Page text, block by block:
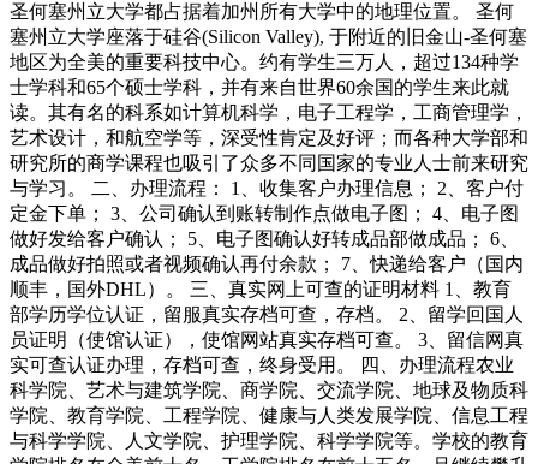
圣何塞州立大学都占据着加州所有大学中的地理位置。 圣何
塞州立大学座落于硅谷(Silicon Valley), 于附近的旧金山-圣何塞
地区为全美的重要科技中心。约有学生三万人，超过134种学
士学科和65个硕士学科，并有来自世界60余国的学生来此就
读。其有名的科系如计算机科学，电子工程学，工商管理学，
艺术设计，和航空学等，深受性肯定及好评；而各种大学部和
研究所的商学课程也吸引了众多不同国家的专业人士前来研究
与学习。 二、办理流程： 1、收集客户办理信息； 2、客户付
定金下单； 3、公司确认到账转制作点做电子图； 4、电子图
做好发给客户确认； 5、电子图确认好转成品部做成品； 6、
成品做好拍照或者视频确认再付余款； 7、快递给客户（国内
顺丰，国外DHL）。 三、真实网上可查的证明材料 1、教育
部学历学位认证，留服真实存档可查，存档。 2、留学回国人
员证明（使馆认证），使馆网站真实存档可查。 3、留信网真
实可查认证办理，存档可查，终身受用。 四、办理流程农业
科学院、艺术与建筑学院、商学院、交流学院、地球及物质科
学院、教育学院、工程学院、健康与人类发展学院、信息工程
与科学学院、人文学院、护理学院、科学学院等。学校的教育